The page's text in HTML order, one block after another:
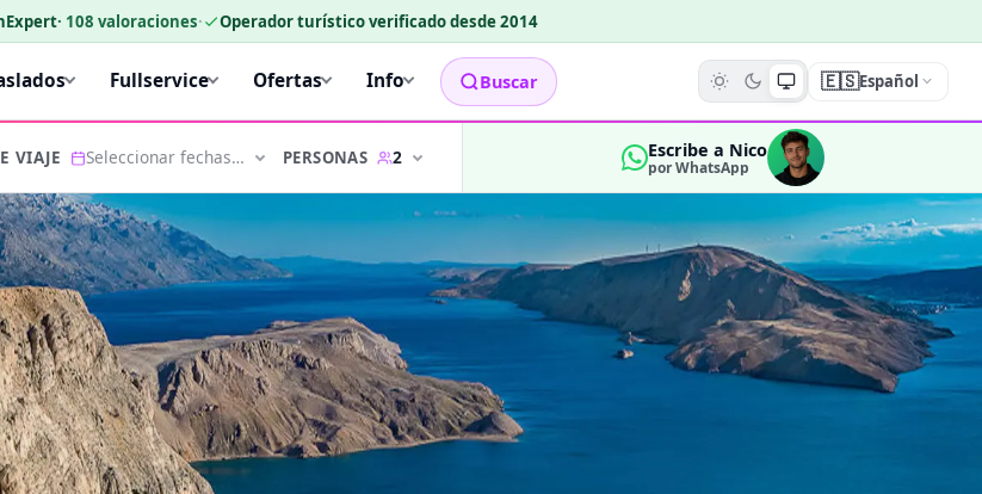
· 108 valoraciones· Operador turístico verificado desde 2014
Fullservice Ofertas Info Buscar 🇪🇸Español
VIAJE Seleccionar fechas… PERSONAS 2 Escribe a Nico
por WhatsApp